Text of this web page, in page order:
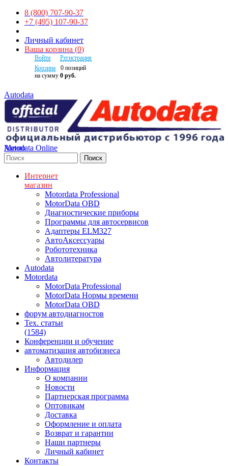
8 (800) 707-90-37
+7 (495) 107-90-37
Личный кабинет
Ваша корзина (0)
Войти
Регистрация
Корзина
0 позиций
на сумму 0 руб.
Autodata
Autodata Online
Меню
Поиск
Интернет
магазин
Motordata Professional
MotorData OBD
Диагностические приборы
Программы для автосервисов
Адаптеры ELM327
АвтоАксессуары
Робототехника
Автолитература
Autodata
Motordata
MotorData Professional
MotorData Нормы времени
MotorData OBD
форум автодиагностов
Тех. статьи
(1584)
Конференции и обучение
автоматизация автобизнеса
Автодилер
Информация
О компании
Новости
Партнерская программа
Оптовикам
Доставка
Оформление и оплата
Возврат и гарантии
Наши партнеры
Личный кабинет
Контакты